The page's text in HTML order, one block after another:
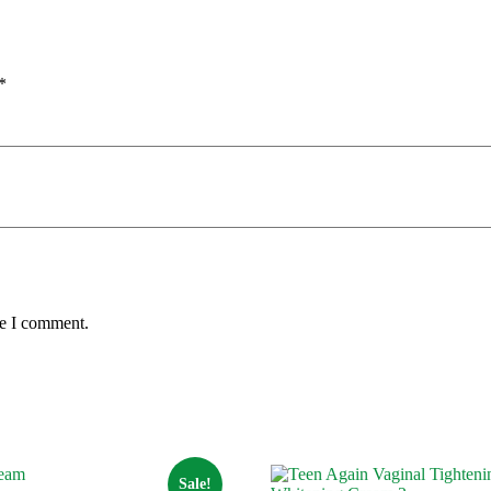
I comment.
Sale!